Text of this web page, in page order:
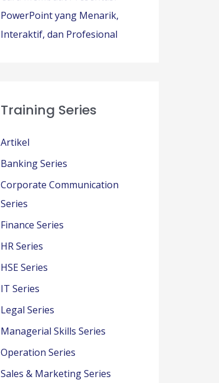
PowerPoint yang Menarik,
Interaktif, dan Profesional
Training Series
Artikel
Banking Series
Corporate Communication
Series
Finance Series
HR Series
HSE Series
IT Series
Legal Series
Managerial Skills Series
Operation Series
Sales & Marketing Series